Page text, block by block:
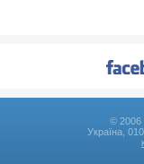
© 2006
Україна,